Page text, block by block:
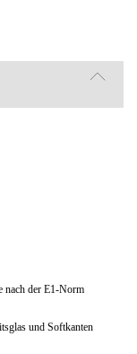
nach der E1-Norm
und Softkanten